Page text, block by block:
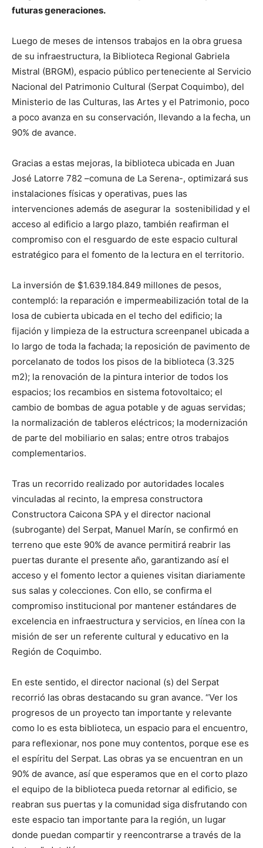
futuras generaciones.
Luego de meses de intensos trabajos en la obra gruesa
de su infraestructura, la Biblioteca Regional Gabriela
Mistral (BRGM), espacio público perteneciente al Servicio
Nacional del Patrimonio Cultural (Serpat Coquimbo), del
Ministerio de las Culturas, las Artes y el Patrimonio, poco
a poco avanza en su conservación, llevando a la fecha, un
90% de avance.
Gracias a estas mejoras, la biblioteca ubicada en Juan
José Latorre 782 –comuna de La Serena-, optimizará sus
instalaciones físicas y operativas, pues las
intervenciones además de asegurar la sostenibilidad y el
acceso al edificio a largo plazo, también reafirman el
compromiso con el resguardo de este espacio cultural
estratégico para el fomento de la lectura en el territorio.
La inversión de $1.639.184.849 millones de pesos,
contempló: la reparación e impermeabilización total de la
losa de cubierta ubicada en el techo del edificio; la
fijación y limpieza de la estructura screenpanel ubicada a
lo largo de toda la fachada; la reposición de pavimento de
porcelanato de todos los pisos de la biblioteca (3.325
m2); la renovación de la pintura interior de todos los
espacios; los recambios en sistema fotovoltaico; el
cambio de bombas de agua potable y de aguas servidas;
la normalización de tableros eléctricos; la modernización
de parte del mobiliario en salas; entre otros trabajos
complementarios.
Tras un recorrido realizado por autoridades locales
vinculadas al recinto, la empresa constructora
Constructora Caicona SPA y el director nacional
(subrogante) del Serpat, Manuel Marín, se confirmó en
terreno que este 90% de avance permitirá reabrir las
puertas durante el presente año, garantizando así el
acceso y el fomento lector a quienes visitan diariamente
sus salas y colecciones. Con ello, se confirma el
compromiso institucional por mantener estándares de
excelencia en infraestructura y servicios, en línea con la
misión de ser un referente cultural y educativo en la
Región de Coquimbo.
En este sentido, el director nacional (s) del Serpat
recorrió las obras destacando su gran avance. “Ver los
progresos de un proyecto tan importante y relevante
como lo es esta biblioteca, un espacio para el encuentro,
para reflexionar, nos pone muy contentos, porque ese es
el espíritu del Serpat. Las obras ya se encuentran en un
90% de avance, así que esperamos que en el corto plazo
el equipo de la biblioteca pueda retornar al edificio, se
reabran sus puertas y la comunidad siga disfrutando con
este espacio tan importante para la región, un lugar
donde puedan compartir y reencontrarse a través de la